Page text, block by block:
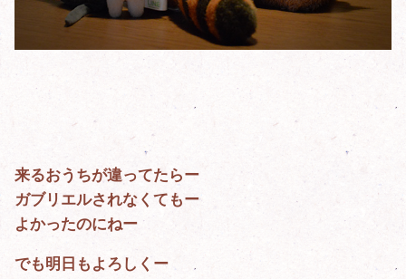
来るおうちが違ってたらー
ガブリエルされなくてもー
よかったのにねー
でも明日もよろしくー